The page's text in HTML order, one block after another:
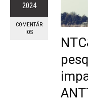
2024
COMENTÁR
IOS